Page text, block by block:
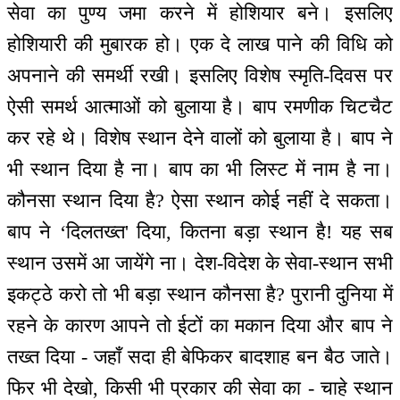
सेवा का पुण्य जमा करने में होशियार बने। इसलिए
होशियारी की मुबारक हो। एक दे लाख पाने की विधि को
अपनाने की समर्थी रखी। इसलिए विशेष स्मृति-दिवस पर
ऐसी समर्थ आत्माओं को बुलाया है। बाप रमणीक चिटचैट
कर रहे थे। विशेष स्थान देने वालों को बुलाया है। बाप ने
भी स्थान दिया है ना। बाप का भी लिस्ट में नाम है ना।
कौनसा स्थान दिया है? ऐसा स्थान कोई नहीं दे सकता।
बाप ने ‘दिलतख्त' दिया, कितना बड़ा स्थान है! यह सब
स्थान उसमें आ जायेंगे ना। देश-विदेश के सेवा-स्थान सभी
इकट्ठे करो तो भी बड़ा स्थान कौनसा है? पुरानी दुनिया में
रहने के कारण आपने तो ईटों का मकान दिया और बाप ने
तख्त दिया - जहाँ सदा ही बेफिकर बादशाह बन बैठ जाते।
फिर भी देखो, किसी भी प्रकार की सेवा का - चाहे स्थान